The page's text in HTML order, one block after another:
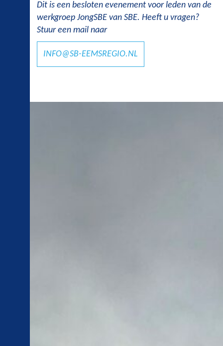
Dit is een besloten evenement voor leden van de
werkgroep JongSBE van SBE. Heeft u vragen?
Stuur een mail naar
INFO@SB-EEMSREGIO.NL